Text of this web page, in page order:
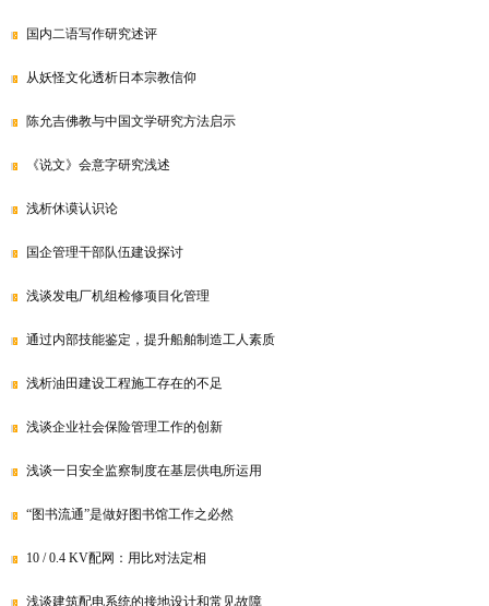
国内二语写作研究述评
从妖怪文化透析日本宗教信仰
陈允吉佛教与中国文学研究方法启示
《说文》会意字研究浅述
浅析休谟认识论
国企管理干部队伍建设探讨
浅谈发电厂机组检修项目化管理
通过内部技能鉴定，提升船舶制造工人素质
浅析油田建设工程施工存在的不足
浅谈企业社会保险管理工作的创新
浅谈一日安全监察制度在基层供电所运用
“图书流通”是做好图书馆工作之必然
10 / 0.4 KV配网：用比对法定相
浅谈建筑配电系统的接地设计和常见故障